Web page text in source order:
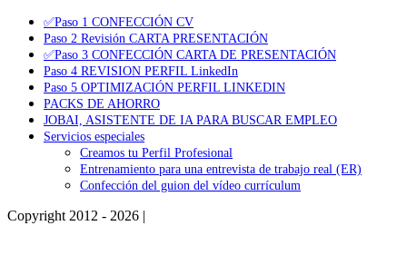
✅Paso 1 CONFECCIÓN CV
Paso 2 Revisión CARTA PRESENTACIÓN
✅Paso 3 CONFECCIÓN CARTA DE PRESENTACIÓN
Paso 4 REVISION PERFIL LinkedIn
Paso 5 OPTIMIZACIÓN PERFIL LINKEDIN
PACKS DE AHORRO
JOBAI, ASISTENTE DE IA PARA BUSCAR EMPLEO
Servicios especiales
Creamos tu Perfil Profesional
Entrenamiento para una entrevista de trabajo real (ER)
Confección del guion del vídeo currículum
Copyright 2012 - 2026 |